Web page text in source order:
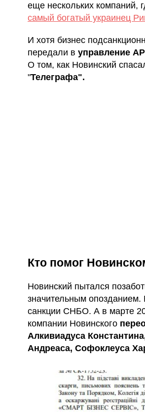
еще нескольких компаний,
самый богатый украинец
И хотя бизнес
передали в управление
О том, как Новинский
"Телеграфа".
Кто помог
Новинский пытался
значительным
санкции СНБО. А в марте
компании Новинского
Алкивиадуса
Андреаса, Софоклеуса